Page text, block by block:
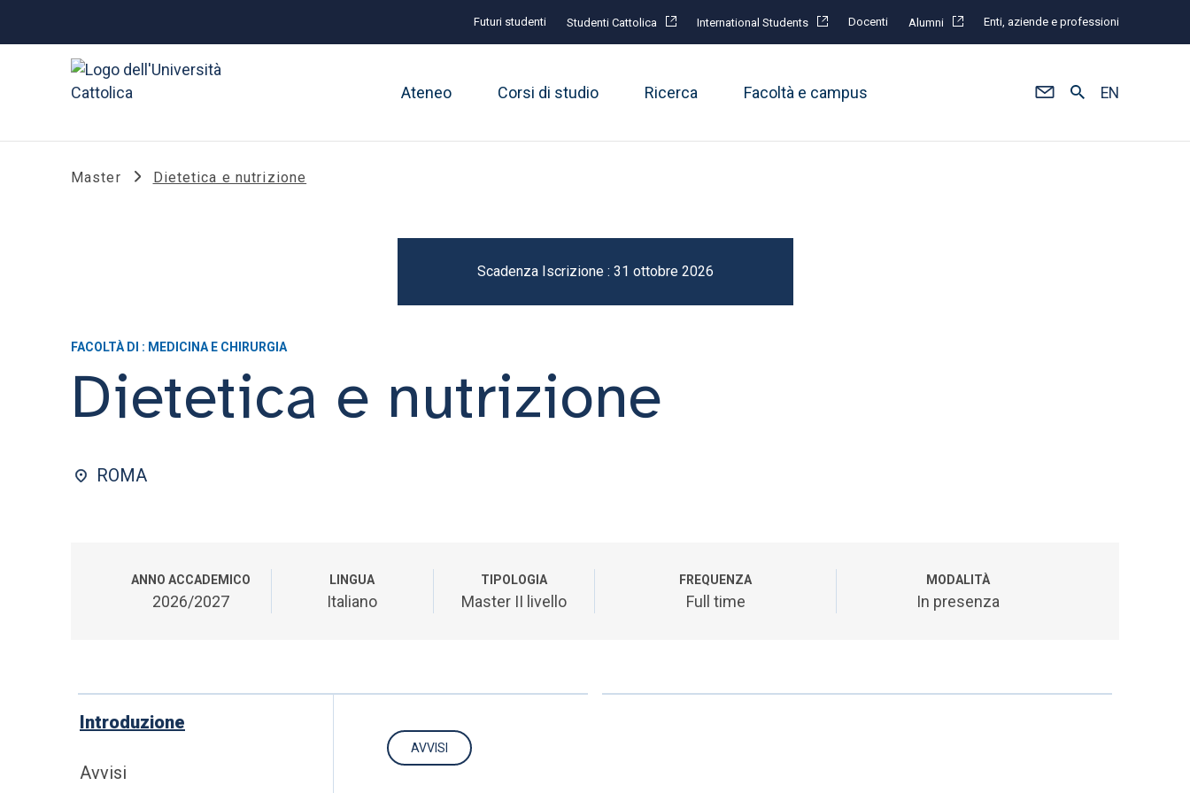
Futuri studenti Studenti Cattolica International Students Docenti Alumni Enti, aziende e professioni
Ateneo Corsi di studio Ricerca Facoltà e campus EN
Master Dietetica e nutrizione
Scadenza Iscrizione : 31 ottobre 2026
FACOLTÀ DI : MEDICINA E CHIRURGIA
Dietetica e nutrizione
ROMA
ANNO ACCADEMICO
2026/2027
LINGUA
Italiano
TIPOLOGIA
Master II livello
FREQUENZA
Full time
MODALITÀ
In presenza
Introduzione
Avvisi
AVVISI